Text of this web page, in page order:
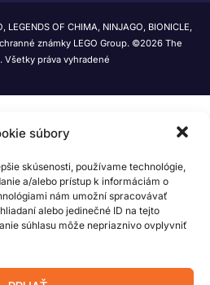
súbory
skúsenosti, používame technológie,
a/alebo prístup k informáciám o
nám umožní spracovávať
alebo jedinečné ID na tejto
súhlasu môže nepriaznivo ovplyvniť
OF CHIMA, NINJAGO, BIONICLE,
známky LEGO Group. ©2026 The
Všetky práva vyhradené